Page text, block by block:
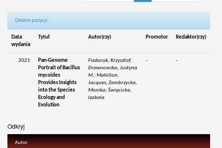
Odsłon pozycji:
Data
wydania
Tytuł Autor(rzy) Promotor Redaktor(rzy)
2021
Pan-Genome
Portrait of Bacillus
mycoides
Provides Insights
into the Species
Ecology and
Evolution
Fiedoruk, Krzysztof;
Drewnowska, Justyna
M.; Mahillon,
Jacques; Zambrzycka,
Monika; Święcicka,
Izabela
- -
Odkryj
Autor